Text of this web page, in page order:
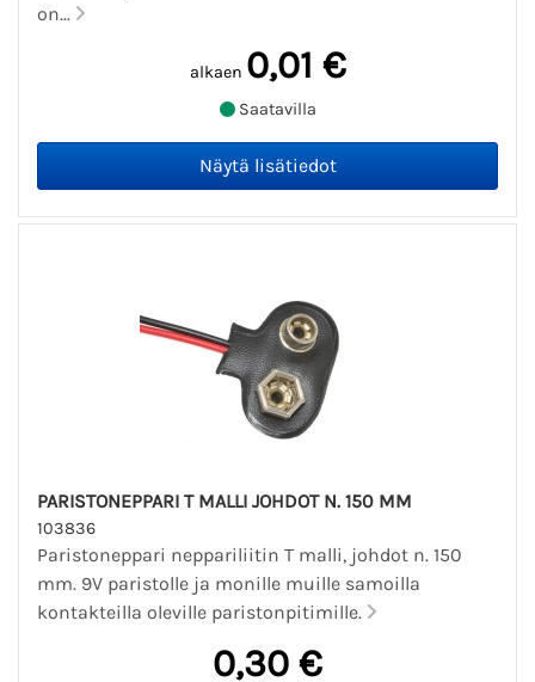
on...
alkaen 0,01 €
Saatavilla
PARISTONEPPARI T MALLI JOHDOT N. 150 MM
103836
Paristoneppari neppariliitin T malli, johdot n. 150
mm. 9V paristolle ja monille muille samoilla
kontakteilla oleville paristonpitimille.
0,30 €